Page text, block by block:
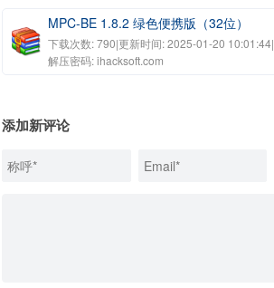
MPC-BE 1.8.2 绿色便携版（32位）
下载次数: 790|更新时间: 2025-01-20 10:01:44|
解压密码: ihacksoft.com
添加新评论